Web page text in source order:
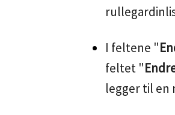
I feltene "
feltet "
legger til en